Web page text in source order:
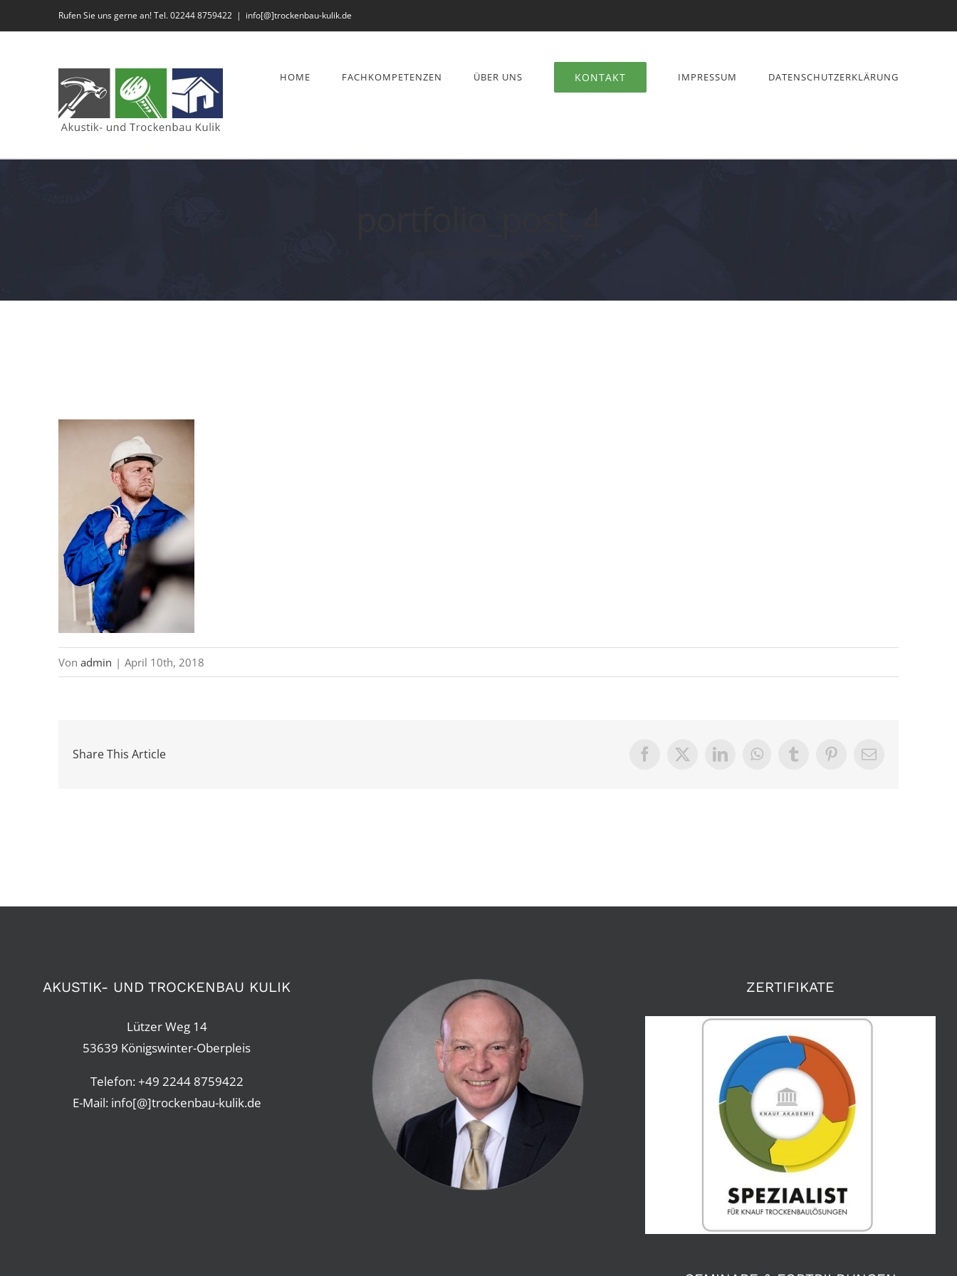
Inhalt
Rufen Sie uns gerne an! Tel. 02244 8759422 | info[@]trockenbau-kulik.de
HOME FACHKOMPETENZEN ÜBER UNS KONTAKT IMPRESSUM DATENSCHUTZERKLÄRUNG
Von admin | April 10th, 2018
Share This Article Facebook
X LinkedInWhatsAppTumblrPinterest
E-
AKUSTIK- UND TROCKENBAU KULIK
Lützer Weg 14
53639 Königswinter-Oberpleis
Telefon:+49 2244 8759422
E-Mail: info[@]trockenbau-kulik.de
ZERTIFIKATE